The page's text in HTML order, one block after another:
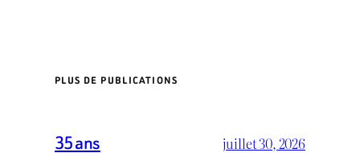
PLUS DE PUBLICATIONS
35 ans juillet 30, 2026